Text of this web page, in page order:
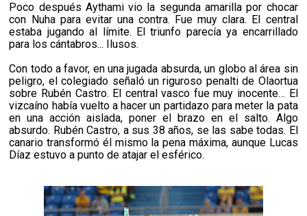
Poco después Aythami vio la segunda amarilla por chocar
con Nuha para evitar una contra. Fue muy clara. El central
estaba jugando al límite. El triunfo parecía ya encarrillado
para los cántabros... Ilusos.
Con todo a favor, en una jugada absurda, un globo al área sin
peligro, el colegiado señaló un riguroso penalti de Olaortua
sobre Rubén Castro. El central vasco fue muy inocente… El
vizcaíno había vuelto a hacer un partidazo para meter la pata
en una acción aislada, poner el brazo en el salto. Algo
absurdo. Rubén Castro, a sus 38 años, se las sabe todas. El
canario transformó él mismo la pena máxima, aunque Lucas
Díaz estuvo a punto de atajar el esférico.